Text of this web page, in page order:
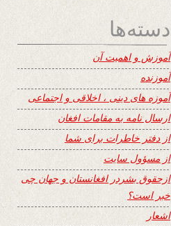
دسته‌ها
آموزش و اهمیت آن
آموزنده
آموزه های دینی ، اخلاقی و اجتماعی
ارسال نامه به مقامات افغان
از دفتر خاطرات برای شما
از مسؤول سایت
ازحقوق بشردر افغانستان و جهان چی
خبر است؟
اشعار